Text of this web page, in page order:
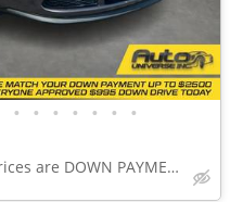
• • • • • • •
All advertised prices are DOWN PAYMENTS